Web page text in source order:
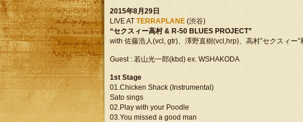
2015年8月29日
LIVE AT TERRAPLANE (渋谷)
“セクスィー高村 & R-50 BLUES PROJECT”
with 佐藤浩人(vcl, gtr)、澤野直樹(vcl,hrp)、高村”セクスィー”
Guest : 若山光一郎(kbd) ex. WSHAKODA
1st Stage
01.Chicken Shack (Instrumental)
Sato sings
02.Play with your Poodle
03.You missed a good man